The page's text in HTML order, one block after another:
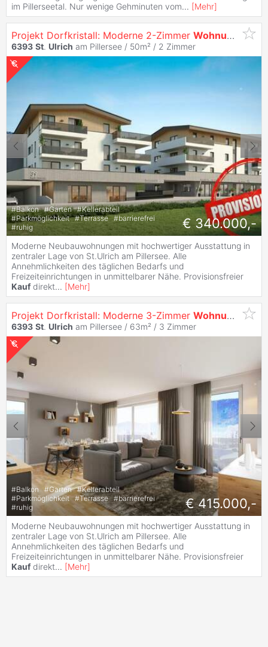
im Pillerseetal. Nur wenige Gehminuten vom... [Mehr]
Projekt Dorfkristall: Moderne 2-Zimmer Wohnungen in
6393 St. Ulrich am Pillersee / 50m² / 2 Zimmer
#Balkon #Garten #Kellerabteil
#Parkmöglichkeit #Terrasse #barrierefrei
#ruhig € 340.000,-
Moderne Neubauwohnungen mit hochwertiger Ausstattung in
zentraler Lage von St.Ulrich am Pillersee. Alle
Annehmlichkeiten des täglichen Bedarfs und
Freizeiteinrichtungen in unmittelbarer Nähe. Provisionsfreier
Kauf direkt... [Mehr]
Projekt Dorfkristall: Moderne 3-Zimmer Wohnungen in
6393 St. Ulrich am Pillersee / 63m² / 3 Zimmer
#Balkon #Garten #Kellerabteil
#Parkmöglichkeit #Terrasse #barrierefrei
#ruhig € 415.000,-
Moderne Neubauwohnungen mit hochwertiger Ausstattung in
zentraler Lage von St.Ulrich am Pillersee. Alle
Annehmlichkeiten des täglichen Bedarfs und
Freizeiteinrichtungen in unmittelbarer Nähe. Provisionsfreier
Kauf direkt... [Mehr]